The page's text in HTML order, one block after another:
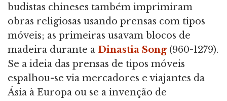
budistas chineses também imprimiram
obras religiosas usando prensas com tipos
móveis; as primeiras usavam blocos de
madeira durante a Dinastia Song (960-1279).
Se a ideia das prensas de tipos móveis
espalhou-se via mercadores e viajantes da
Ásia à Europa ou se a invenção de